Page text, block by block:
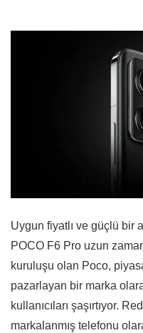
Uygun fiyatlı ve güçlü bir
POCO F6 Pro uzun
kuruluşu olan Poco,
pazarlayan bir marka
kullanıcıları şaşırtıyor.
markalanmış telefonu